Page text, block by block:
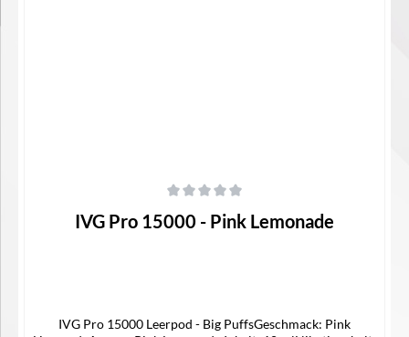
IVG Pro 15000 - Pink Lemonade
IVG Pro 15000 Leerpod - Big PuffsGeschmack: Pink